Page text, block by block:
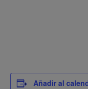
Añadir al